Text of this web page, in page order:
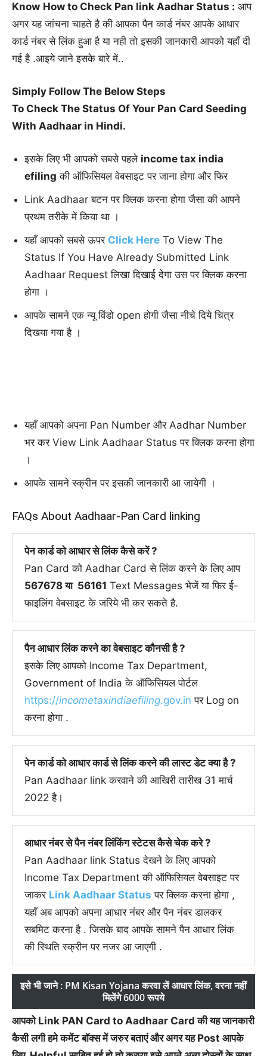
Know How to Check Pan link Aadhar Status : आप
अगर यह जांचना चाहते है की आपका पैन कार्ड नंबर आपके आधार
कार्ड नंबर से लिंक हुआ है या नही तो इसकी जानकारी आपको यहाँ दी
गई है .आइये जाने इसके बारे में..
Simply Follow The Below Steps
To Check The Status Of Your Pan Card Seeding
With Aadhaar in Hindi.
इसके लिए भी आपको सबसे पहले income tax india
efiling की ऑफिसियल वेबसाइट पर जाना होगा और फिर
Link Aadhaar बटन पर क्लिक करना होगा जैसा की आपने
प्रथम तरीके में किया था ।
यहाँ आपको सबसे ऊपर Click Here To View The
Status If You Have Already Submitted Link
Aadhaar Request लिखा दिखाई देगा उस पर क्लिक करना
होगा ।
आपके सामने एक न्यू विंडो open होगी जैसा नीचे दिये चित्र
दिखया गया है ।
यहाँ आपको अपना Pan Number और Aadhar Number
भर कर View Link Aadhaar Status पर क्लिक करना होगा
।
आपके सामने स्क्रीन पर इसकी जानकारी आ जायेगी ।
FAQs About Aadhaar-Pan Card linking
पेन कार्ड को आधार से लिंक कैसे करें ?
Pan Card को Aadhar Card से लिंक करने के लिए आप
567678 या 56161 Text Messages भेजें या फिर ई-
फाइलिंग वेबसाइट के जरिये भी कर सकते है.
पैन आधार लिंक करने का वेबसाइट कौनसी है ?
इसके लिए आपको Income Tax Department,
Government of India के ऑफिसियल पोर्टल
https://incometaxindiaefiling.gov.in पर Log on
करना होगा .
पेन कार्ड को आधार कार्ड से लिंक करने की लास्ट डेट क्या है ?
Pan Aadhaar link करवाने की आखिरी तारीख 31 मार्च
2022 है।
आधार नंबर से पैन नंबर लिंकिंग स्टेटस कैसे चेक करे ?
Pan Aadhaar link Status देखने के लिए आपको
Income Tax Department की ऑफिसियल वेबसाइट पर
जाकर Link Aadhaar Status पर क्लिक करना होगा ,
यहाँ अब आपको अपना आधार नंबर और पैन नंबर डालकर
सबमिट करना है . जिसके बाद आपके सामने पैन आधार लिंक
की स्थिति स्क्रीन पर नजर आ जाएगी .
इसे भी जाने : PM Kisan Yojana करवा लें आधार लिंक, वरना नहीं
मिलेंगे 6000 रूपये
आपको Link PAN Card to Aadhaar Card की यह जानकारी
कैसी लगी हमे कमेंट बॉक्स में जरुर बताएं और अगर यह Post आपके